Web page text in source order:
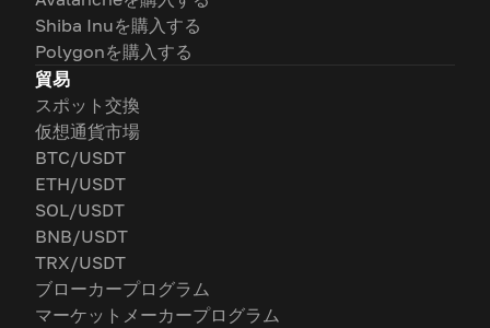
Shiba Inuを購入する
Polygonを購入する
貿易
スポット交換
仮想通貨市場
BTC/USDT
ETH/USDT
SOL/USDT
BNB/USDT
TRX/USDT
ブローカープログラム
マーケットメーカープログラム